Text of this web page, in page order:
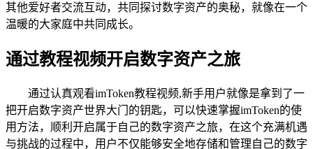
其他爱好者交流互动，共同探讨数字资产的奥秘，就像在一个
温暖的大家庭中共同成长。
通过教程视频开启数字资产之旅
通过认真观看imToken教程视频,新手用户就像是拿到了一
把开启数字资产世界大门的钥匙，可以快速掌握imToken的使
用方法，顺利开启属于自己的数字资产之旅，在这个充满机遇
与挑战的过程中，用户不仅能够安全地存储和管理自己的数字